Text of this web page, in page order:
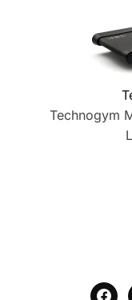
Technogym